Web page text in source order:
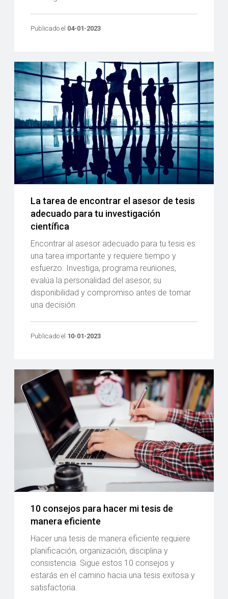
Publicado el 04-01-2023
La tarea de encontrar el asesor de tesis
adecuado para tu investigación
científica
Encontrar al asesor adecuado para tu tesis es
una tarea importante y requiere tiempo y
esfuerzo. Investiga, programa reuniones,
evalúa la personalidad del asesor, su
disponibilidad y compromiso antes de tomar
una decisión.
Publicado el 10-01-2023
10 consejos para hacer mi tesis de
manera eficiente
Hacer una tesis de manera eficiente requiere
planificación, organización, disciplina y
consistencia. Sigue estos 10 consejos y
estarás en el camino hacia una tesis exitosa y
satisfactoria.